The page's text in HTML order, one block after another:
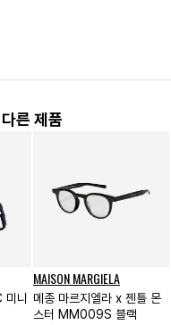
른 제품
니
MAISON MARGIELA
메종 마르지엘라 x 젠틀 몬
스터 MM009S 블랙